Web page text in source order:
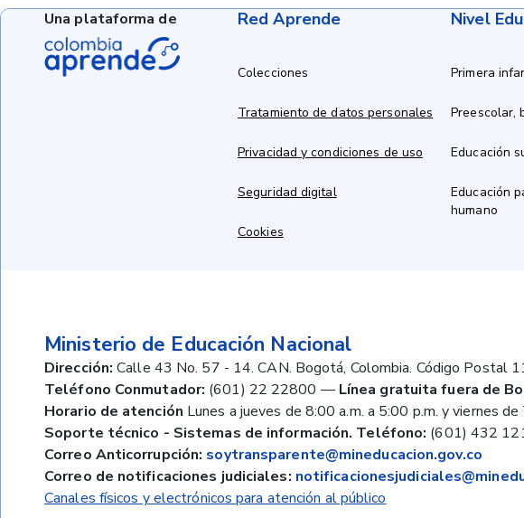
Red Aprende
Colecciones
Tratamiento de datos personales
Privacidad y condiciones de uso
Seguridad digital
Cookies
Nivel
Primera
Preescolar,
Educación
Educación
humano
Ministerio de Educación Nacional
Dirección: Calle 43 No. 57 - 14. CAN. Bogotá, Colombia. Código Postal
Teléfono Conmutador: (601) 22 22800 — Línea gratuita fuera de
Horario de atención Lunes a jueves de 8:00 a.m. a 5:00 p.m. y viernes
Soporte técnico - Sistemas de información. Teléfono: (601) 432
Correo Anticorrupción: soytransparente@mineducacion.gov.co
Correo de notificaciones judiciales:
Canales físicos y electrónicos para atención al público
Una plataforma de